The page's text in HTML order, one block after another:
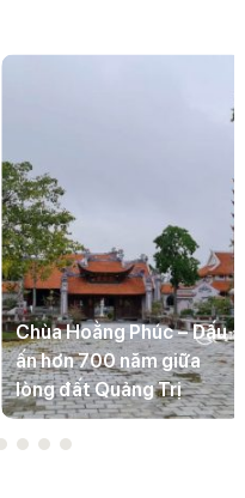
Chùa Hoằng Phúc – Dấu
ấn hơn 700 năm giữa
lòng đất Quảng Trị